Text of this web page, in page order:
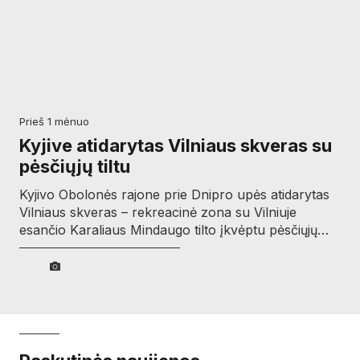
prieš 1 mėnuo
Kyjive atidarytas Vilniaus skveras su
pėsčiųjų tiltu
Kyjivo Obolonės rajone prie Dnipro upės atidarytas
Vilniaus skveras – rekreacinė zona su Vilniuje
esančio Karaliaus Mindaugo tilto įkvėptu pėsčiųjų…